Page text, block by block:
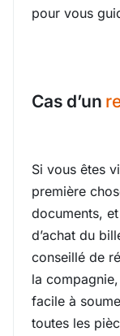
pour vous
Cas d’un
Si vous êtes
première
documents,
d’achat du
conseillé de
la
facile à
toutes les